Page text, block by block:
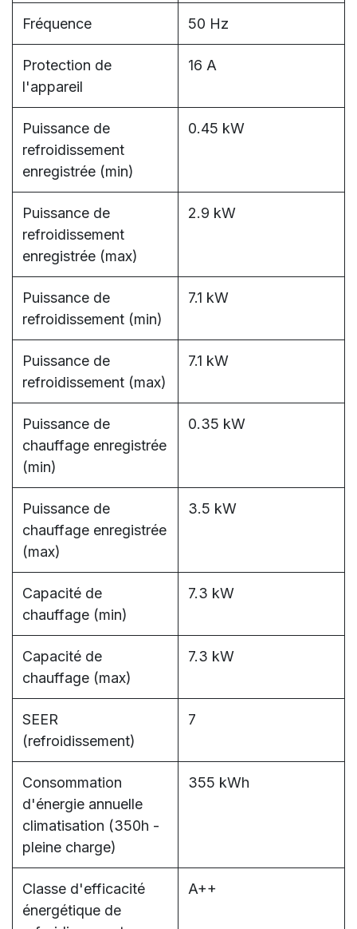
Fréquence 50 Hz
Protection de
l'appareil
16 A
Puissance de
refroidissement
enregistrée (min)
0.45 kW
Puissance de
refroidissement
enregistrée (max)
2.9 kW
Puissance de
refroidissement (min)
7.1 kW
Puissance de
refroidissement (max)
7.1 kW
Puissance de
chauffage enregistrée
(min)
0.35 kW
Puissance de
chauffage enregistrée
(max)
3.5 kW
Capacité de
chauffage (min)
7.3 kW
Capacité de
chauffage (max)
7.3 kW
SEER
(refroidissement)
7
Consommation
d'énergie annuelle
climatisation (350h -
pleine charge)
355 kWh
Classe d'efficacité
énergétique de
A++